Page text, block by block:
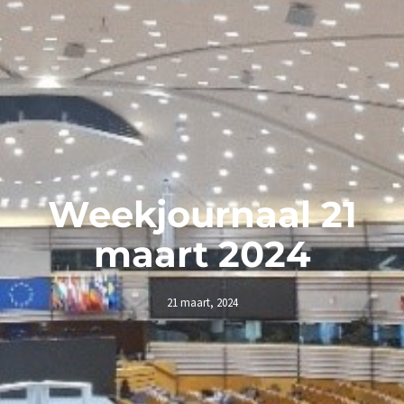
Weekjournaal 21
maart 2024
21 maart, 2024